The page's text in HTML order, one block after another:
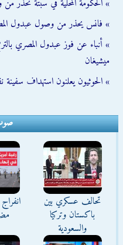
» الحكومة المحلية في سبتة تحذّر
» فانس يحذر من وصول عبدول
» أنباء عن فوز عبدول المصري
ميشيغان
» الحوثيون يعلنون استهداف سفينة
تحالف عسكري بين
باكستان وتركيا
والسعودية